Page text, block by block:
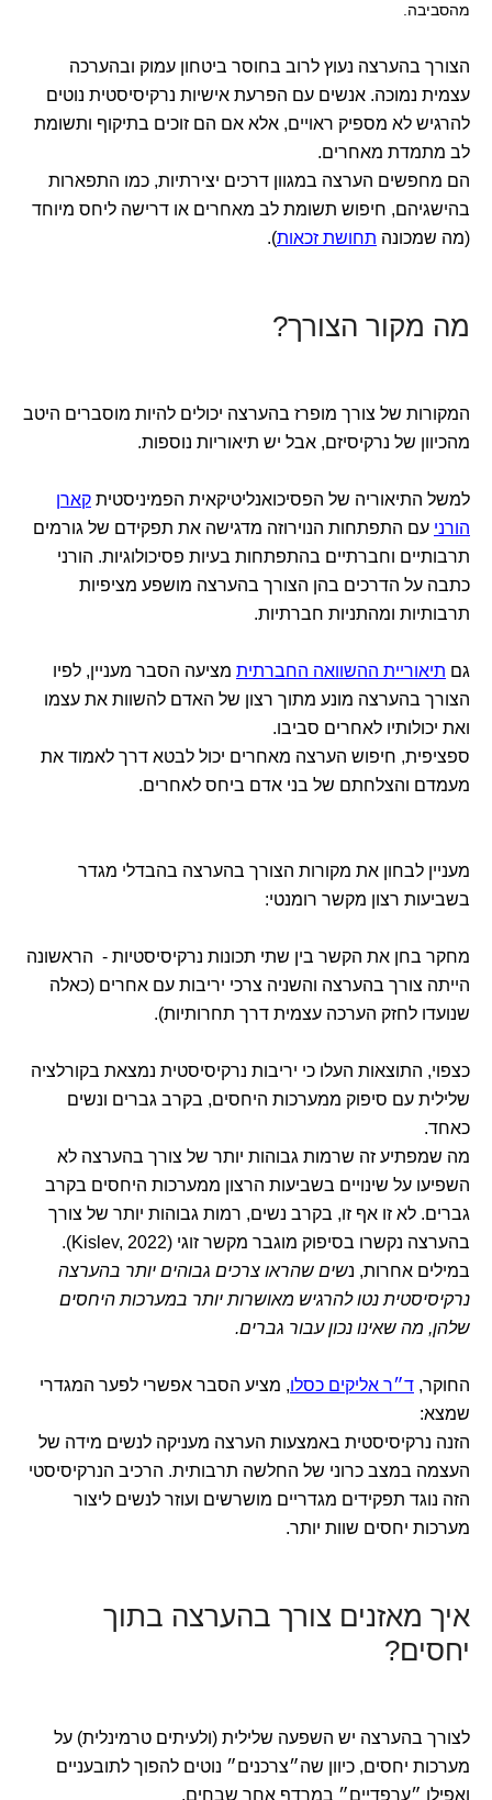
מהסביבה.
הצורך בהערצה נעוץ לרוב בחוסר ביטחון עמוק ובהערכה
עצמית נמוכה. אנשים עם הפרעת אישיות נרקיסיסטית נוטים
להרגיש לא מספיק ראויים, אלא אם הם זוכים בתיקוף ותשומת
לב מתמדת מאחרים.
הם מחפשים הערצה במגוון דרכים יצירתיות, כמו התפארות
בהישגיהם, חיפוש תשומת לב מאחרים או דרישה ליחס מיוחד
(מה שמכונה תחושת זכאות).
מה מקור הצורך?
המקורות של צורך מופרז בהערצה יכולים להיות מוסברים היטב
מהכיוון של נרקיסיזם, אבל יש תיאוריות נוספות.
למשל התיאוריה של הפסיכואנליטיקאית הפמיניסטית קארן
הורני עם התפתחות הנוירוזה מדגישה את תפקידם של גורמים
תרבותיים וחברתיים בהתפתחות בעיות פסיכולוגיות. הורני
כתבה על הדרכים בהן הצורך בהערצה מושפע מציפיות
תרבותיות ומהתניות חברתיות.
גם תיאוריית ההשוואה החברתית מציעה הסבר מעניין, לפיו
הצורך בהערצה מונע מתוך רצון של האדם להשוות את עצמו
ואת יכולותיו לאחרים סביבו.
ספציפית, חיפוש הערצה מאחרים יכול לבטא דרך לאמוד את
מעמדם והצלחתם של בני אדם ביחס לאחרים.
מעניין לבחון את מקורות הצורך בהערצה בהבדלי מגדר
בשביעות רצון מקשר רומנטי:
מחקר בחן את הקשר בין שתי תכונות נרקיסיסטיות - הראשונה
הייתה צורך בהערצה והשניה צרכי יריבות עם אחרים (כאלה
שנועדו לחזק הערכה עצמית דרך תחרותיות).
כצפוי, התוצאות העלו כי יריבות נרקיסיסטית נמצאת בקורלציה
שלילית עם סיפוק ממערכות היחסים, בקרב גברים ונשים
כאחד.
מה שמפתיע זה שרמות גבוהות יותר של צורך בהערצה לא
השפיעו על שינויים בשביעות הרצון ממערכות היחסים בקרב
גברים. לא זו אף זו, בקרב נשים, רמות גבוהות יותר של צורך
בהערצה נקשרו בסיפוק מוגבר מקשר זוגי (Kislev, 2022).
במילים אחרות, נשים שהראו צרכים גבוהים יותר בהערצה
נרקיסיסטית נטו להרגיש מאושרות יותר במערכות היחסים
שלהן, מה שאינו נכון עבור גברים.
החוקר, ד״ר אליקים כסלו, מציע הסבר אפשרי לפער המגדרי
שמצא:
הזנה נרקיסיסטית באמצעות הערצה מעניקה לנשים מידה של
העצמה במצב כרוני של החלשה תרבותית. הרכיב הנרקיסיסטי
הזה נוגד תפקידים מגדריים מושרשים ועוזר לנשים ליצור
מערכות יחסים שוות יותר.
איך מאזנים צורך בהערצה בתוך
יחסים?
לצורך בהערצה יש השפעה שלילית (ולעיתים טרמינלית) על
מערכות יחסים, כיוון שה״צרכנים״ נוטים להפוך לתובעניים
ואפילו ״ערפדיים״ במרדף אחר שבחים.